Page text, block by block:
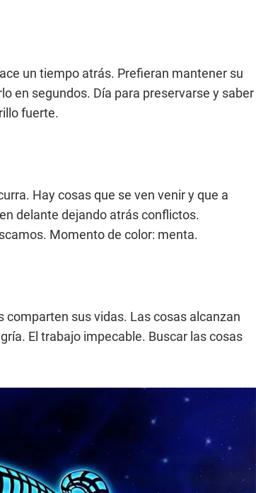
un tiempo atrás. Prefieran mantener su
en segundos. Día para preservarse y saber
fuerte.
Hay cosas que se ven venir y que a
delante dejando atrás conflictos.
Momento de color: menta.
comparten sus vidas. Las cosas alcanzan
El trabajo impecable. Buscar las cosas